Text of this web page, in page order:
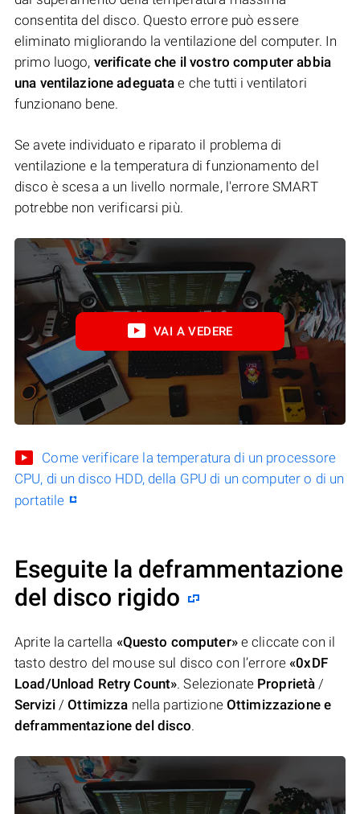
consentita del disco. Questo errore può essere
eliminato migliorando la ventilazione del computer. In
primo luogo, verificate che il vostro computer abbia
una ventilazione adeguata e che tutti i ventilatori
funzionano bene.
Se avete individuato e riparato il problema di
ventilazione e la temperatura di funzionamento del
disco è scesa a un livello normale, l'errore SMART
potrebbe non verificarsi più.
VAI A VEDERE
Come verificare la temperatura di un processore
CPU, di un disco HDD, della GPU di un computer o di un
portatile
Eseguite la deframmentazione
del disco rigido
Aprite la cartella «Questo computer»e cliccate con il
tasto destro del mouse sul disco con l’errore«0xDF
Load/Unload Retry Count». Selezionate Proprietà /
Servizi/Ottimizza nella partizione Ottimizzazione e
deframmentazione del disco.